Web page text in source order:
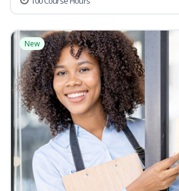
New